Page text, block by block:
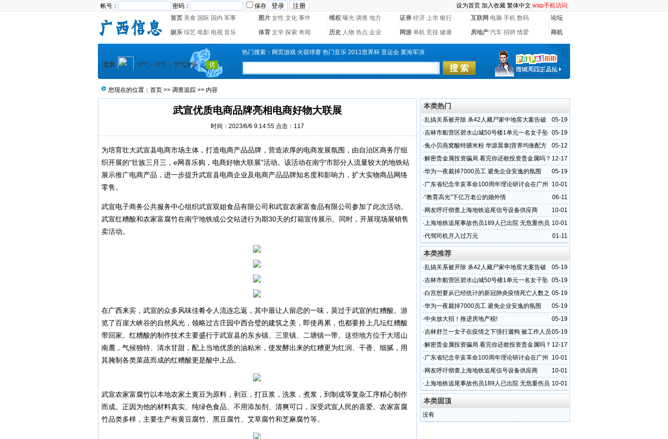
帐号： 密码： 保存 设为首页 加入收藏 繁体中文 wap手机访问
首页 美食 国际 国内 军事 图片 女性 文化 事件 维权 曝光 调查 地方 证券 经济 上市 银行 互联网 电脑 手机 数码 论坛
娱乐 综艺 电影 电视 音乐 体育 文学 探索 奇闻 历史 人物 热点 企业 网游 单机 竞技 健康 房地产 汽车 招聘 情爱 商机
热门搜索： 网页游戏 火箭球赛 热门音乐 2011世界杯 亚运会 黄海军演
您现在的位置： 首页 >> 调查追踪 >> 内容
武宣优质电商品牌亮相电商好物大联展
时间：2023/6/6 9:14:55 点击： 117
为培育壮大武宣县电商市场主体，打造电商产品品牌，营造浓厚的电商发展氛围，由自治区商务厅组
织开展的“壮族三月三，e网喜乐购，电商好物大联展”活动。该活动在南宁市部分人流量较大的地铁站
展示推广电商产品，进一步提升武宣县电商企业及电商产品品牌知名度和影响力，扩大实物商品网络
零售。
武宣电子商务公共服务中心组织武宣双姐食品有限公司和武宣农家富食品有限公司参加了此次活动。
武宣红糟酸和农家富腐竹在南宁地铁或公交站进行为期30天的灯箱宣传展示。同时，开展现场展销售
卖活动。
在广西来宾，武宣的众多风味佳肴令人流连忘返，其中最让人留恋的一味，莫过于武宣的红糟酸。游
览了百崖大峡谷的自然风光，领略过古庄园中西合璧的建筑之美，即使再累，也都要拎上几坛红糟酸
带回家。红糟酸的制作技术主要盛行于武宣县的东乡镇、三里镇、二塘镇一带。这些地方位于大瑶山
南麓，气候独特、清水甘甜，配上当地优质的油粘米，使发酵出来的红糟更为红润、干香、细腻，用
其腌制各类菜蔬而成的红糟酸更是酸中上品。
武宣农家富腐竹以本地农家土黄豆为原料，剥豆，打豆浆，洗浆，煮浆，到制成等复杂工序精心制作
而成。正因为他的材料真实、纯绿色食品、不用添加剂、清爽可口，深受武宣人民的喜爱。农家富腐
竹品类多样，主要生产有黄豆腐竹、黑豆腐竹、艾草腐竹和芝麻腐竹等。
本类热门
05-19
·乱搞关系被开除 杀42人藏尸家中地窖大案告破
05-19
·吉林市船营区碧水山城50号楼1单元一名女子坠
楼身亡
05-12
·兔小贝燕窝酸特膳米粉 华源晨泰|营养均衡配方
科学
12-17
·解密贵金属投资骗局 看完你还敢投资贵金属吗？
05-19
·华为一夜裁掉7000员工 避免企业安逸的氛围
10-01
·广东省纪念辛亥革命100周年理论研讨会在广州
召开
06-11
·“教育高光”下亿万老公的婚外情
10-01
· 网友呼吁彻查上海地铁追尾信号设备供应商
10-01
·上海地铁追尾事故伤员189人已出院 无危重伤员
01-11
·代驾司机月入过万元
本类推荐
05-19
·乱搞关系被开除 杀42人藏尸家中地窖大案告破
05-19
·吉林市船营区碧水山城50号楼1单元一名女子坠
楼身亡
05-19
·白宫想要从已经统计的新冠肺炎疫情死亡人数之
中除掉两类人
05-19
·华为一夜裁掉7000员工 避免企业安逸的氛围
05-19
·中央放大招！推进房地产税!
05-19
·吉林舒兰一女子在疫情之下强行遛狗 被工作人员
拦住后当场撒泼
12-17
·解密贵金属投资骗局 看完你还敢投资贵金属吗？
10-01
·广东省纪念辛亥革命100周年理论研讨会在广州
召开
10-01
· 网友呼吁彻查上海地铁追尾信号设备供应商
10-01
·上海地铁追尾事故伤员189人已出院 无危重伤员
本类固顶
没有